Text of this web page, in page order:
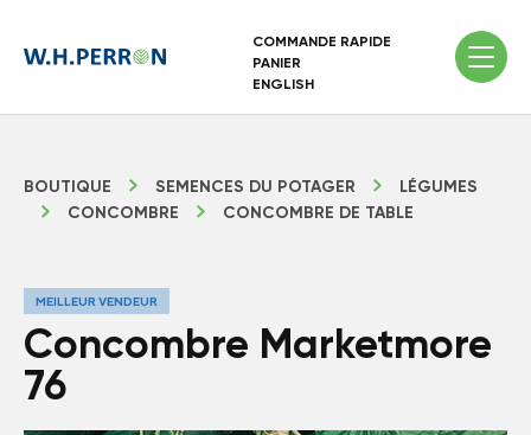
COMMANDE RAPIDE
PANIER
ENGLISH
BOUTIQUE SEMENCES DU POTAGER
LÉGUMES
CONCOMBRE
CONCOMBRE DE TABLE
MEILLEUR VENDEUR
Concombre Marketmore
76